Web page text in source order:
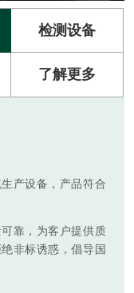
检测设备
了解更多
产设备，产品符合
靠，为客户提供质
非标诱惑，倡导国